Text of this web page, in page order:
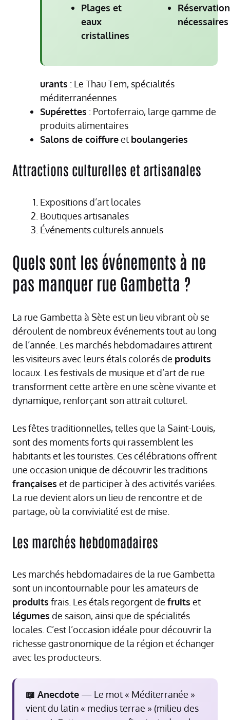
Plages et
eaux
cristallines
nécessaires
urants : Le Thau Tem, spécialités
méditerranéennes
Supérettes : Portoferraio, large gamme de
produits alimentaires
Salons de coiffureet boulangeries
Attractions culturelles et artisanales
Expositions d’art locales
Boutiques artisanales
Événements culturels annuels
Quels sont les événements à ne
pas manquer rue Gambetta ?
La rue Gambetta à Sète est un lieu vibrant où se
déroulent de nombreux événements tout au long
de l’année. Les marchés hebdomadaires attirent
les visiteurs avec leurs étals colorés de produits
locaux. Les festivals de musique et d’art de rue
transforment cette artère en une scène vivante et
dynamique, renforçant son attrait culturel.
Les fêtes traditionnelles, telles que la Saint-Louis,
sont des moments forts qui rassemblent les
habitants et les touristes. Ces célébrations offrent
une occasion unique de découvrir les traditions
françaises et de participer à des activités variées.
La rue devient alors un lieu de rencontre et de
partage, où la convivialité est de mise.
Les marchés hebdomadaires
Les marchés hebdomadaires de la rue Gambetta
sont un incontournable pour les amateurs de
produits frais. Les étals regorgent de fruits et
légumes de saison, ainsi que de spécialités
locales. C’est l’occasion idéale pour découvrir la
richesse gastronomique de la région et échanger
avec les producteurs.
📖 Anecdote — Le mot « Méditerranée »
vient du latin « medius terrae » (milieu des